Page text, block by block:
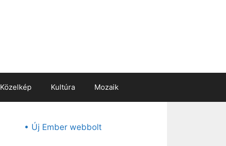
Közelkép Kultúra Mozaik
• Új Ember webbolt